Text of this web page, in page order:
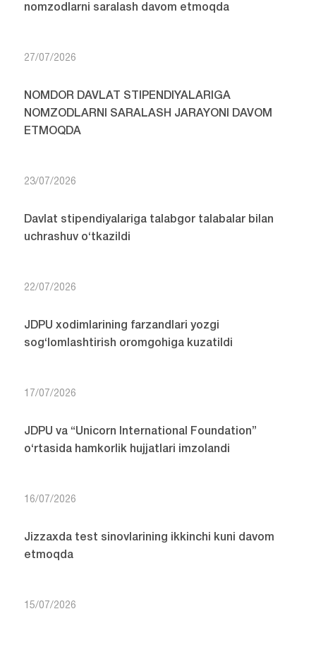
nomzodlarni saralash davom etmoqda
27/07/2026
NOMDOR DAVLAT STIPENDIYALARIGA
NOMZODLARNI SARALASH JARAYONI DAVOM
ETMOQDA
23/07/2026
Davlat stipendiyalariga talabgor talabalar bilan
uchrashuv o‘tkazildi
22/07/2026
JDPU xodimlarining farzandlari yozgi
sog‘lomlashtirish oromgohiga kuzatildi
17/07/2026
JDPU va “Unicorn International Foundation”
o‘rtasida hamkorlik hujjatlari imzolandi
16/07/2026
Jizzaxda test sinovlarining ikkinchi kuni davom
etmoqda
15/07/2026